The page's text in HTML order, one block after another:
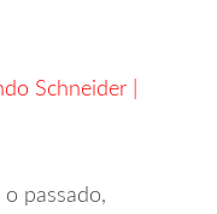
Schneider |
passado,